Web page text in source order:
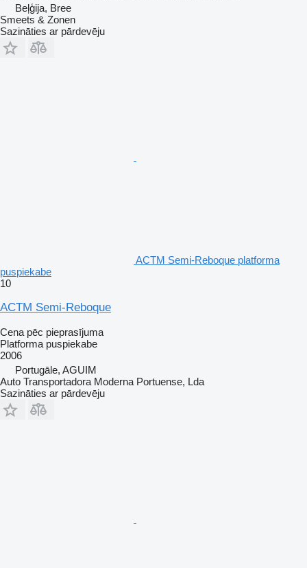
Beļģija, Bree
Smeets & Zonen
Sazināties ar pārdevēju
ACTM Semi-Reboque platforma
puspiekabe
10
ACTM Semi-Reboque
Cena pēc pieprasījuma
Platforma puspiekabe
2006
Portugāle, AGUIM
Auto Transportadora Moderna Portuense, Lda
Sazināties ar pārdevēju